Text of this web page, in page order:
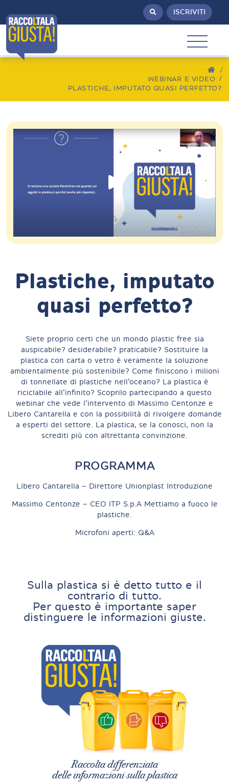
ISCRIVITI
/
WEBINAR E VIDEO
PLASTICHE, IMPUTATO QUASI PERFETTO?
Plastiche, imputato
quasi perfetto?
Siete proprio certi che un mondo plastic free sia
auspicabile? desiderabile? praticabile? Sostituire la
plastica con carta o vetro è veramente la soluzione
ambientalmente più sostenibile? Come finiscono i milioni
di tonnellate di plastiche nell’oceano? La plastica è
riciclabile all’infinito? Scoprilo partecipando a questo
webinar che vede l’intervento di Massimo Centonze e
Libero Cantarella e con la possibilità di rivolgere domande
a esperti del settore. La plastica, se la conosci, non la
screditi più con altrettanta convinzione.
PROGRAMMA
Libero Cantarella – Direttore Unionplast Introduzione
Massimo Centonze – CEO ITP S.p.A Mettiamo a fuoco le
plastiche.
Microfoni aperti: Q&A
Sulla plastica si è detto tutto e il
contrario di tutto.
Per questo è importante saper
distinguere le informazioni giuste.
Raccolta differenziata
delle informazioni sulla plastica